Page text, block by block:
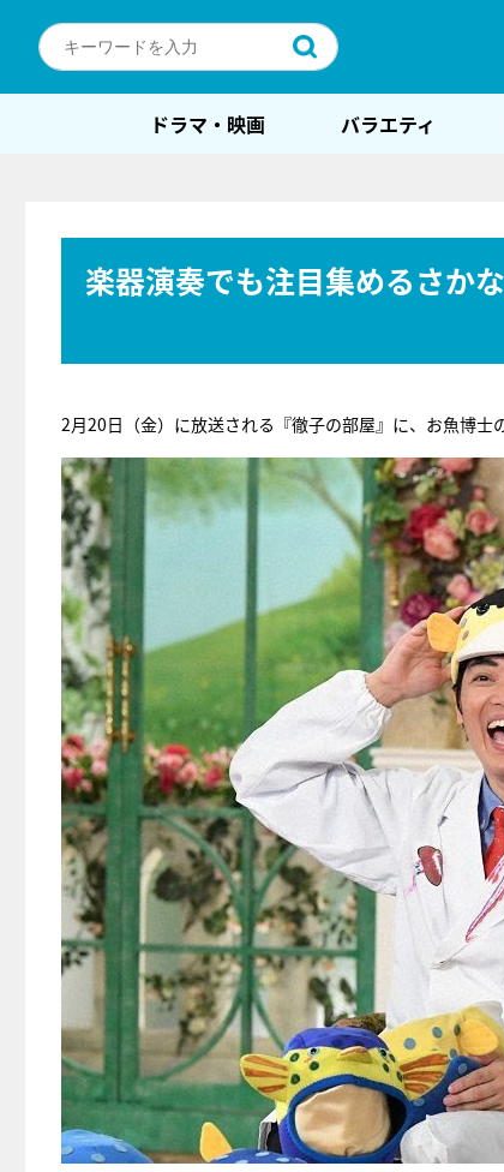
ドラマ・映画 バラエティ
楽器演奏でも注目集めるさか
2月20日（金）に放送される『徹子の部屋』に、お魚博士